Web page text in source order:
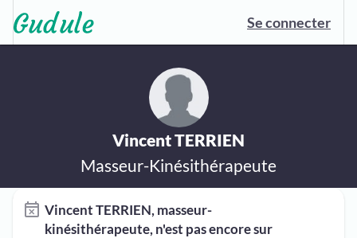
Se connecter
Vincent TERRIEN
Masseur-Kinésithérapeute
Vincent TERRIEN, masseur-
kinésithérapeute, n'est pas encore sur